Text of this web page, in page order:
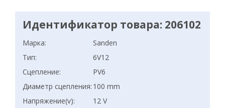
Идентификатор товара: 206102
Марка:
Sanden
Тип:
6V12
Сцепление:
PV6
Диаметр сцепления: 100 mm
Напряжение(v):
12 V